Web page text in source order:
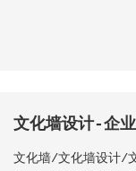
文化墙/文化墙设计/